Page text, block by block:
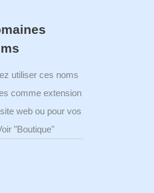
utiliser ces noms
comme extension
web ou pour vos
"Boutique"